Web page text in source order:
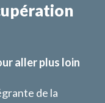
aller plus loin
de la